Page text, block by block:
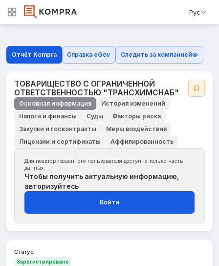
Рус
Отчёт Kompra Справка eGov Следить за компанией
ТОВАРИЩЕСТВО С ОГРАНИЧЕННОЙ
ОТВЕТСТВЕННОСТЬЮ "ТРАНСХИМСНАБ"
Основная информация
История изменений
Налоги и финансы
Суды
Факторы риска
Закупки и госконтракты
Меры воздействия
Лицензии и сертификаты
Аффилированность
Для неавторизованного пользователя доступна только часть
данных
Чтобы получить актуальную информацию,
авторизуйтесь
Войти
Статус
Зарегистрировано